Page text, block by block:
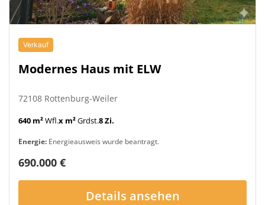
Verkauf
Modernes Haus mit ELW
72108 Rottenburg-Weiler
640 m²Wfl.x m²Grdst.8 Zi.
Energie: Energieausweis wurde beantragt.
690.000 €
Details ansehen